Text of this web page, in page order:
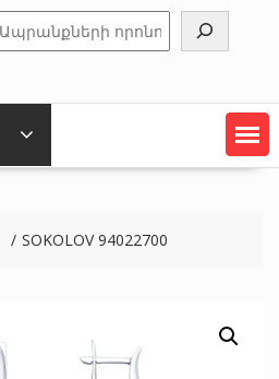
Որոնել
SOKOLOV 94022700